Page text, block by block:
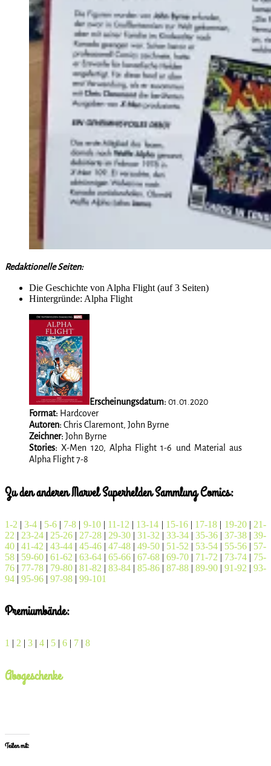
Redaktionelle Seiten:
Die Geschichte von Alpha Flight (auf 3 Seiten)
Hintergründe: Alpha Flight
Erscheinungsdatum: 01.01.2020
Format: Hardcover
Autoren: Chris Claremont, John Byrne
Zeichner: John Byrne
Stories:X-Men 120, Alpha Flight 1-6 und Material aus
Alpha Flight 7-8
Zu den anderen Marvel Superhelden Sammlung Comics:
1-2 |3-4 | 5-6| 7-8 | 9-10| 11-12 | 13-14 | 15-16| 17-18 | 19-20| 21-
22 | 23-24 | 25-26 | 27-28 | 29-30 | 31-32 | 33-34 | 35-36 | 37-38 | 39-
40 | 41-42 | 43-44 | 45-46 | 47-48 | 49-50 | 51-52 | 53-54 | 55-56 | 57-
58 | 59-60 | 61-62 | 63-64 | 65-66 | 67-68 | 69-70 | 71-72 | 73-74 | 75-
76 | 77-78 | 79-80 | 81-82 | 83-84 | 85-86 | 87-88 | 89-90 | 91-92 | 93-
94 | 95-96 | 97-98 | 99-101
Premiumbände:
1 | 2 | 3 | 4 | 5 | 6 | 7 | 8
Abogeschenke
Teilen mit: